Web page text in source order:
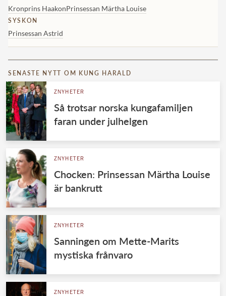
Kronprins HaakonPrinsessan Märtha Louise
SYSKON
Prinsessan Astrid
SENASTE NYTT OM KUNG HARALD
ZNYHETER
Så trotsar norska kungafamiljen
faran under julhelgen
ZNYHETER
Chocken: Prinsessan Märtha Louise
är bankrutt
ZNYHETER
Sanningen om Mette-Marits
mystiska frånvaro
ZNYHETER